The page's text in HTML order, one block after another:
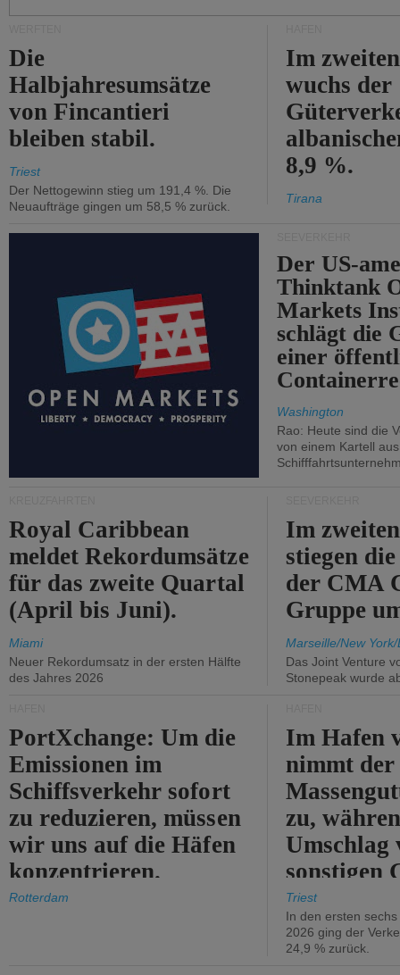
Die
Halbjahresumsätze
von Fincantieri
bleiben stabil.
Triest
Der Nettogewinn stieg um 191,4 %. Die
Neuaufträge gingen um 58,5 % zurück.
Im
wuchs der
8,9 %.
Tirana
Der US-
Thinktank
Markets
schlägt die
einer
Washington
Rao: Heute sind die
von einem Kartell
Royal Caribbean
meldet Rekordumsätze
für das zweite Quartal
(April bis Juni).
Miami
Neuer Rekordumsatz in der ersten Hälfte
des Jahres 2026
Im
stiegen
der CMA
Gruppe
Marseille/New
Das Joint Venture
Stonepeak wurde
PortXchange: Um die
Emissionen im
Schiffsverkehr sofort
zu reduzieren, müssen
wir uns auf die Häfen
konzentrieren.
Rotterdam
Im Hafen
nimmt der
zu,
Umschlag
sonstigen
abnimmt.
Triest
In den ersten
2026 ging der
24,9 % zurück.